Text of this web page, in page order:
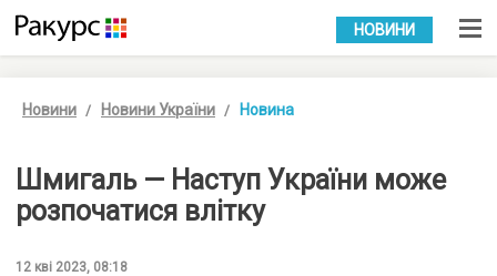
УКР РУС
НОВИНИ
Новини Новини України Новина
Шмигаль — Наступ України може
розпочатися влітку
12 кві 2023, 08:18